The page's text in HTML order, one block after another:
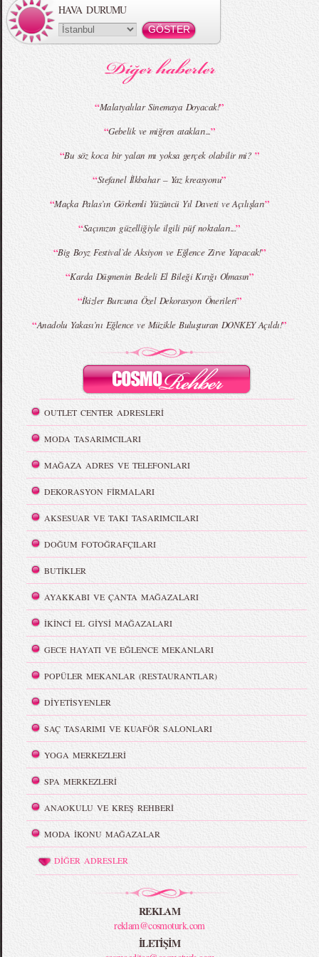
MBFWI - Gülçin Çengel 2015 Yaz
MBFWI - Zeynep Erdoğan 2015 Yaz
MBFWI - Giray Sepin 2015 Yaz Koleksiyonu MBFWI - Burçe Bekrek 2015 Yaz Koleksiyonu
HAVA DURUMU
“Malatyalılar Sinemaya Doyacak!”
“Gebelik ve miğren atakları...”
“Bu söz koca bir yalan mı yoksa gerçek olabilir mi? ”
“Stefanel İlkbahar – Yaz kreasyonu”
“Maçka Palas’ın Görkemli Yüzüncü Yıl Daveti ve Açılışları”
“Saçınızın güzelliğiyle ilgili püf noktaları...”
“Big Boyz Festival`de Aksiyon ve Eğlence Zirve Yapacak!”
“Karda Düşmenin Bedeli El Bileği Kırığı Olmasın”
“İkizler Burcuna Özel Dekorasyon Önerileri”
“Anadolu Yakası’nı Eğlence ve Müzikle Buluşturan DONKEY Açıldı!”
OUTLET CENTER ADRESLERİ
MODA TASARIMCILARI
MAĞAZA ADRES VE TELEFONLARI
DEKORASYON FİRMALARI
AKSESUAR VE TAKI TASARIMCILARI
DOĞUM FOTOĞRAFÇILARI
BUTİKLER
AYAKKABI VE ÇANTA MAĞAZALARI
İKİNCİ EL GİYSİ MAĞAZALARI
GECE HAYATI VE EĞLENCE MEKANLARI
POPÜLER MEKANLAR (RESTAURANTLAR)
DİYETİSYENLER
SAÇ TASARIMI VE KUAFÖR SALONLARI
YOGA MERKEZLERİ
SPA MERKEZLERİ
ANAOKULU VE KREŞ REHBERİ
MODA İKONU MAĞAZALAR
DİĞER ADRESLER
REKLAM
reklam@cosmoturk.com
İLETİŞİM